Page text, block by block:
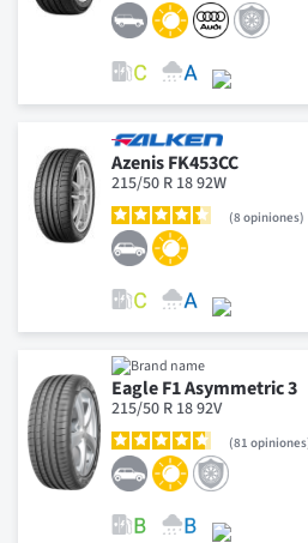
Azenis FK453CC
215/50 R 18 92W
8 opiniones
Eagle F1 Asymmetric 3
215/50 R 18 92V
81 opiniones